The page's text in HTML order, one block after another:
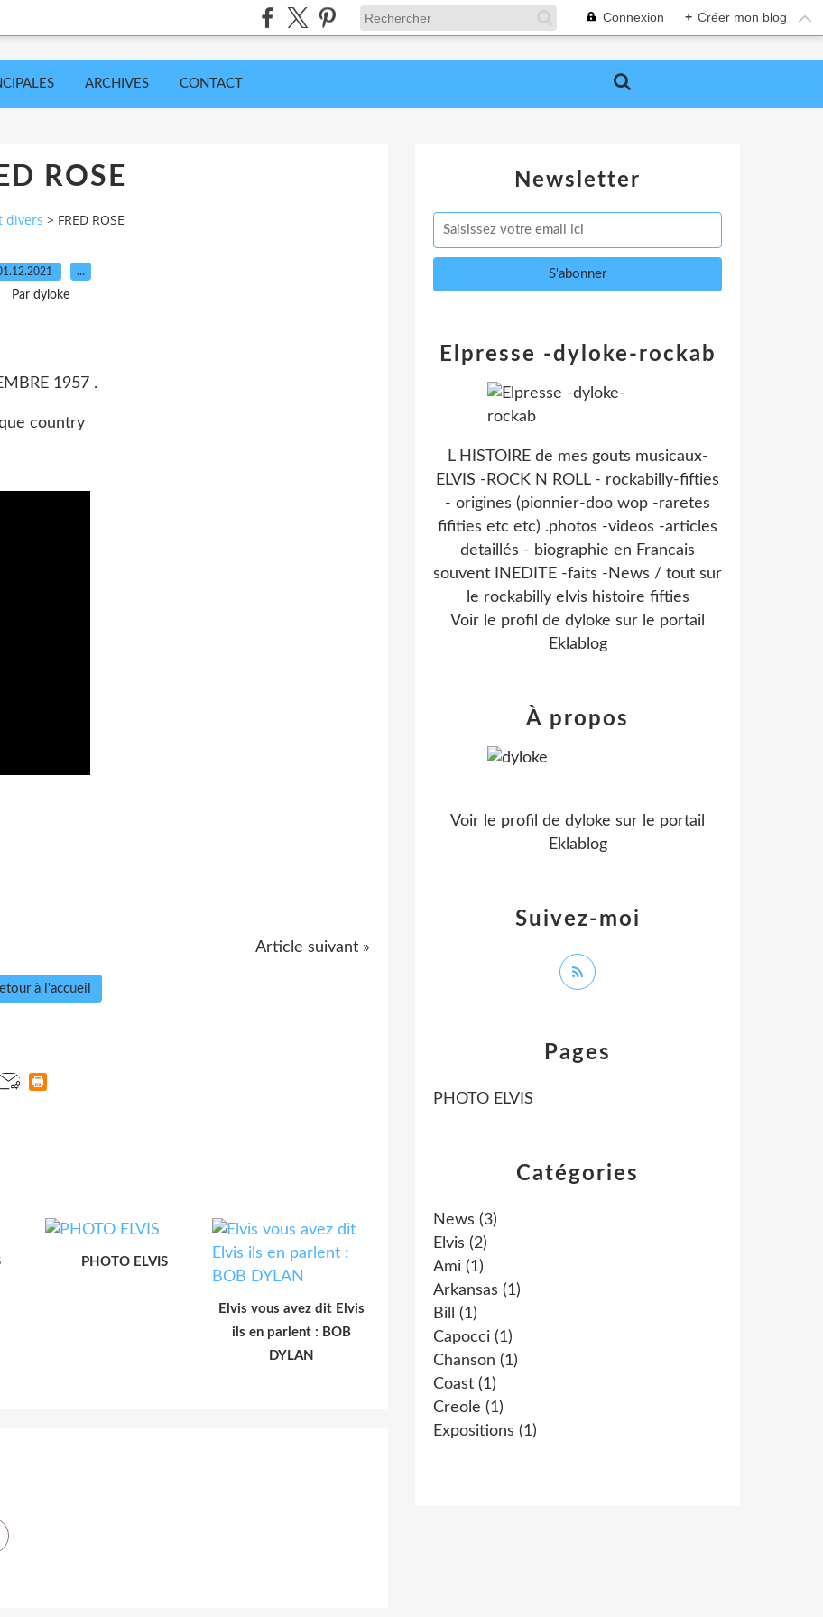
Connexion + Créer mon blog
ARCHIVES CONTACT
ROSE
divers > FRED ROSE
…
Par dyloke
1957 .
country
Article suivant »
à l'accueil
PHOTO ELVIS
Elvis vous avez dit Elvis
ils en parlent : BOB
DYLAN
Newsletter
Catégories
News (3)
Elvis (2)
Ami (1)
Arkansas (1)
Bill
(1)
Capocci (1)
Chanson (1)
Coast (1)
Creole (1)
Expositions (1)
Pages
PHOTO ELVIS
Elpresse -dyloke-rockab
L HISTOIRE de mes gouts musicaux-
ELVIS -ROCK N ROLL - rockabilly-fifties
- origines (pionnier-doo wop -raretes
fifities etc etc) .photos -videos -articles
detaillés - biographie en Francais
souvent INEDITE -faits -News / tout sur
le rockabilly elvis histoire fifties
Voir le profil de dyloke sur le portail
Eklablog
Suivez-moi
À propos
Voir le profil de dyloke sur le portail
Eklablog